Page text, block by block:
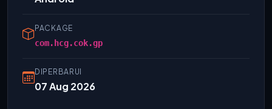
PACKAGE
com.hcg.cok.gp
DIPERBARUI
07 Aug 2026